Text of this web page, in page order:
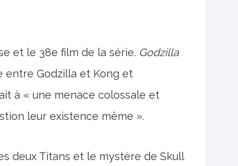
et le 38e film de la série. Godzilla
Godzilla et Kong et
à « une menace colossale et
leur existence même ».
deux Titans et le mystère de Skull